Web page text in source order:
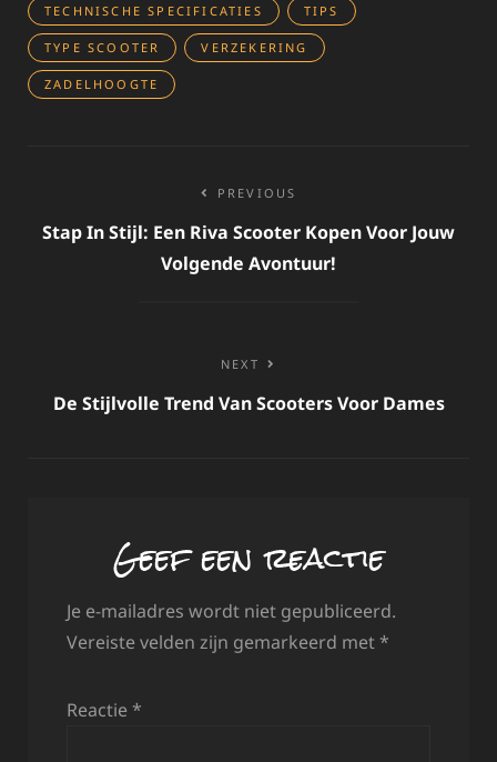
TECHNISCHE SPECIFICATIES TIPS
TYPE SCOOTER VERZEKERING
ZADELHOOGTE
navigatie
PREVIOUS
Stap In Stijl: Een Riva Scooter Kopen Voor Jouw
Volgende Avontuur!
NEXT
De Stijlvolle Trend Van Scooters Voor Dames
Geef een reactie
Je e-mailadres wordt niet gepubliceerd.
Vereiste velden zijn gemarkeerd met *
Reactie *